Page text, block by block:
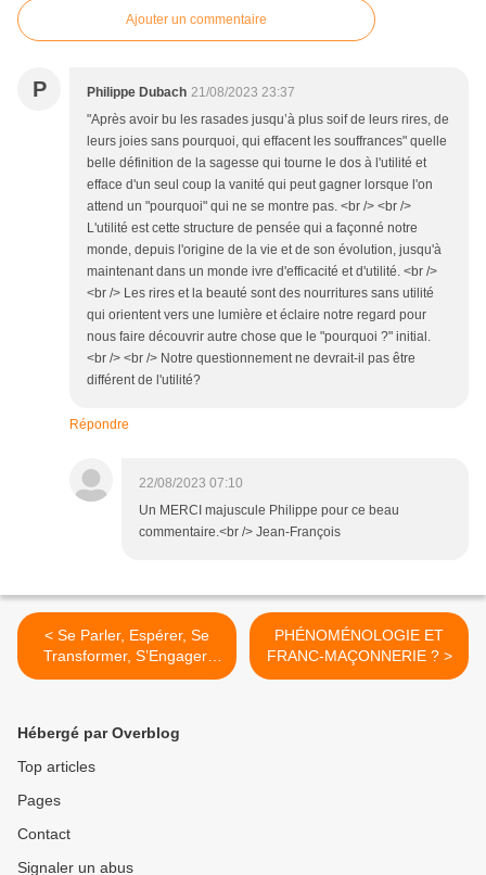
Ajouter un commentaire
P Philippe Dubach 21/08/2023 23:37
"Après avoir bu les rasades jusqu’à plus soif de leurs rires, de
leurs joies sans pourquoi, qui effacent les souffrances" quelle
belle définition de la sagesse qui tourne le dos à l'utilité et
efface d'un seul coup la vanité qui peut gagner lorsque l'on
attend un "pourquoi" qui ne se montre pas. <br /> <br />
L'utilité est cette structure de pensée qui a façonné notre
monde, depuis l'origine de la vie et de son évolution, jusqu'à
maintenant dans un monde ivre d'efficacité et d'utilité. <br />
<br /> Les rires et la beauté sont des nourritures sans utilité
qui orientent vers une lumière et éclaire notre regard pour
nous faire découvrir autre chose que le "pourquoi ?" initial.
<br /> <br /> Notre questionnement ne devrait-il pas être
différent de l'utilité?
Répondre
22/08/2023 07:10
Un MERCI majuscule Philippe pour ce beau
commentaire.<br /> Jean-François
< Se Parler, Espérer, Se
Transformer, S’Engager,
Marcher, Résister. Part VI-
PHÉNOMÉNOLOGIE ET
FRANC-MAÇONNERIE ? >
Hébergé par Overblog
Top articles
Pages
Contact
Signaler un abus